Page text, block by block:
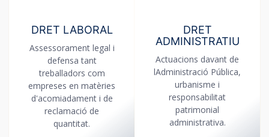
DRET LABORAL
Assessorament legal i
defensa tant
treballadors com
empreses en matèries
d'acomiadament i de
reclamació de
quantitat.
DRET
ADMINISTRATIU
Actuacions davant de
lAdministració Pública,
urbanisme i
responsabilitat
patrimonial
administrativa.